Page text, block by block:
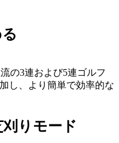
の3連および5連ゴルフ
し、より簡単で効率的な
りモード